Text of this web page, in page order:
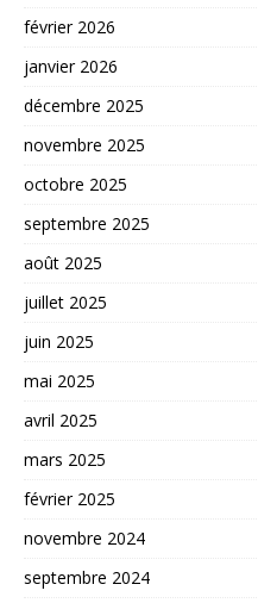
février 2026
janvier 2026
décembre 2025
novembre 2025
octobre 2025
septembre 2025
août 2025
juillet 2025
juin 2025
mai 2025
avril 2025
mars 2025
février 2025
novembre 2024
septembre 2024